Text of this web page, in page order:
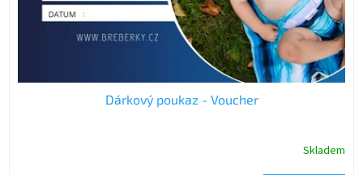
Dárkový poukaz - Voucher
Skladem